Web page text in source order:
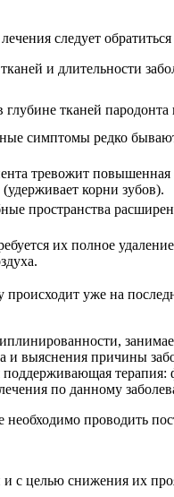
следует
и длительности
тканей
симптомы редко
тревожит
корни зубов).
пространства
их полное
уже на
выяснения причины
поддерживающая
по данному
проводить
с целью снижения их